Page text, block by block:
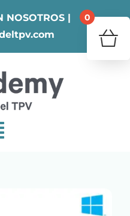
NOSOTROS |
0